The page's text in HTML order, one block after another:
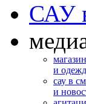
САУ
магазин
и
сау в
и